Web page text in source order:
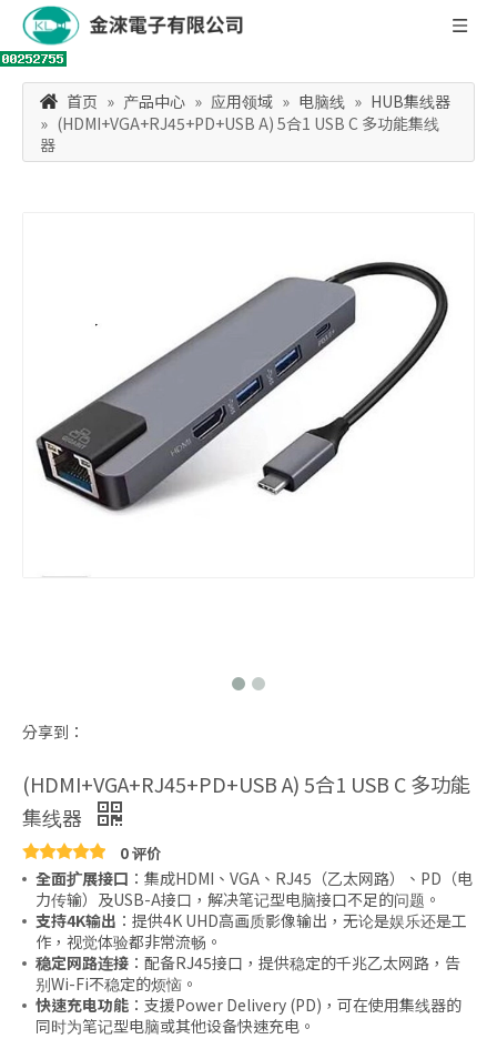
首页 » 产品中心 » 应用领域 » 电脑线 » HUB集线器
» (HDMI+VGA+RJ45+PD+USB A) 5合1 USB C 多功能集线
器
分享到：
(HDMI+VGA+RJ45+PD+USB A) 5合1 USB C 多功能
集线器
0 评价
全面扩展接口 ：集成HDMI、VGA、RJ45（乙太网路）、PD（电
力传输）及USB-A接口，解决笔记型电脑接口不足的问题。
支持4K输出 ：提供4K UHD高画质影像输出，无论是娱乐还是工
作，视觉体验都非常流畅。
稳定网路连接 ：配备RJ45接口，提供稳定的千兆乙太网路，告
别Wi-Fi不稳定的烦恼。
快速充电功能 ：支援Power Delivery (PD)，可在使用集线器的
同时为笔记型电脑或其他设备快速充电。